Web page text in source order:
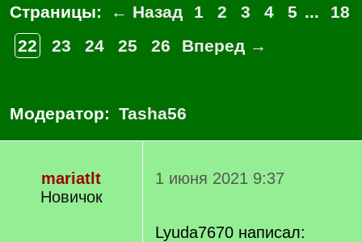
Страницы: ← Назад 1 2 3 4 5 ...
18
22
23 24 25 26 Вперед →
Модератор: Tasha56
mariatlt
Новичок
1 июня 2021 9:37
Lyuda7670 написал: